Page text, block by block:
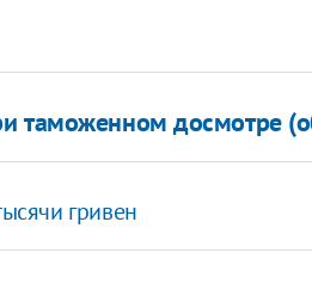
таможенном досмотре
гривен